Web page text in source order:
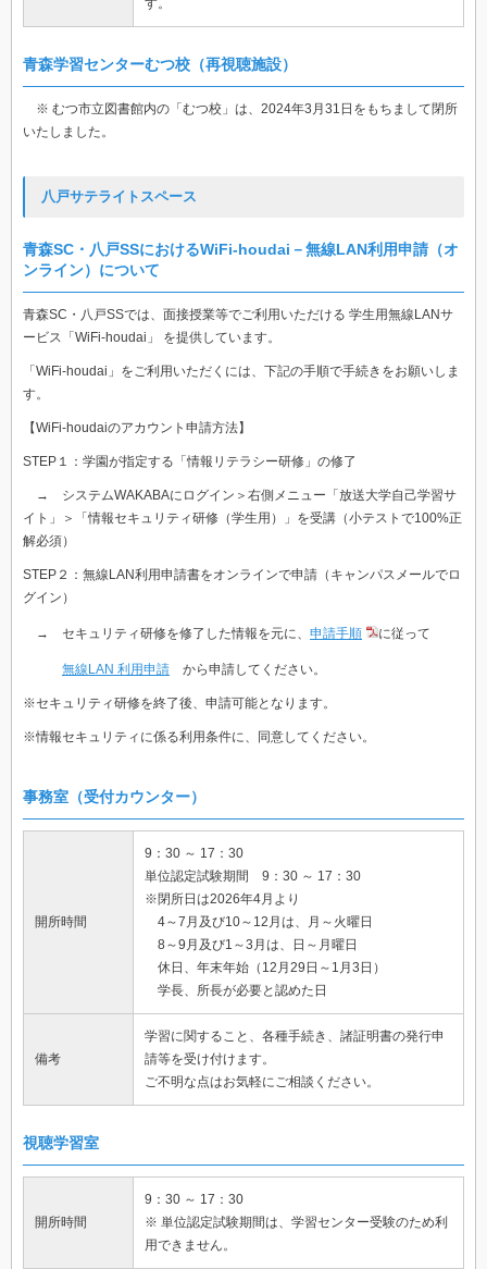
す。
青森学習センターむつ校（再視聴施設）
※ むつ市立図書館内の「むつ校」は、2024年3月31日をもちまして閉所
いたしました。
八戸サテライトスペース
青森SC・八戸SSにおけるWiFi-houdai－無線LAN利用申請（オ
ンライン）について
青森SC・八戸SSでは、面接授業等でご利用いただける 学生用無線LANサ
ービス「WiFi-houdai」 を提供しています。
「WiFi-houdai」をご利用いただくには、下記の手順で手続きをお願いしま
す。
【WiFi-houdaiのアカウント申請方法】
STEP １：学園が指定する「情報リテラシー研修」の修了
→ システムWAKABAにログイン＞右側メニュー「放送大学自己学習サ
イト」＞「情報セキュリティ研修（学生用）
」を受講（小テストで100%正
解必須）
STEP ２：無線 LAN利用申請書をオンラインで申請 （キャンパスメールでロ
グイン）
→ セキュリティ研修を修了した情報を元に、 申請手順 に従って
無線LAN 利用申請 から申請してください。
※セキュリティ研修を終了後、申請可能となります。
※情報セキュリティに係る利用条件に、同意してください。
事務室（受付カウンター）
開所時間
9：30 ～ 17：30
単位認定試験期間 9：30 ～ 17：30
※閉所日は2026年4月より
4～7月及び10～12月は、月～火曜日
8～9月及び1～3月は、日～月曜日
休日、年末年始（12月29日～1月3日）
学長、所長が必要と認めた日
備考
学習に関すること、各種手続き、諸証明書の発行申
請等を受け付けます。
ご不明な点はお気軽にご相談ください。
視聴学習室
開所時間
9：30 ～ 17：30
※ 単位認定試験期間は、学習センター受験のため利
用できません。